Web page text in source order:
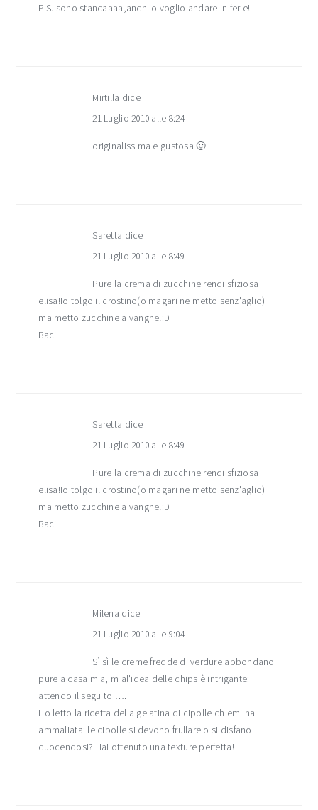
P.S. sono stancaaaa,anch'io voglio andare in ferie!
Mirtilla dice
21 Luglio 2010 alle 8:24
originalissima e gustosa 🙂
Saretta dice
21 Luglio 2010 alle 8:49
Pure la crema di zucchine rendi sfiziosa
elisa!Io tolgo il crostino(o magari ne metto senz'aglio)
ma metto zucchine a vanghe!:D
Baci
Saretta dice
21 Luglio 2010 alle 8:49
Pure la crema di zucchine rendi sfiziosa
elisa!Io tolgo il crostino(o magari ne metto senz'aglio)
ma metto zucchine a vanghe!:D
Baci
Milena dice
21 Luglio 2010 alle 9:04
Sì sì le creme fredde di verdure abbondano
pure a casa mia, m al'idea delle chips è intrigante:
attendo il seguito ….
Ho letto la ricetta della gelatina di cipolle ch emi ha
ammaliata: le cipolle si devono frullare o si disfano
cuocendosi? Hai ottenuto una texture perfetta!